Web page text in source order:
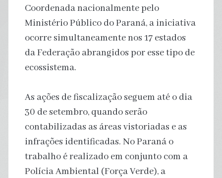
Coordenada nacionalmente pelo
Ministério Público do Paraná, a iniciativa
ocorre simultaneamente nos 17 estados
da Federação abrangidos por esse tipo de
ecossistema.
As ações de fiscalização seguem até o dia
30 de setembro, quando serão
contabilizadas as áreas vistoriadas e as
infrações identificadas. No Paraná o
trabalho é realizado em conjunto com a
Polícia Ambiental (Força Verde), a